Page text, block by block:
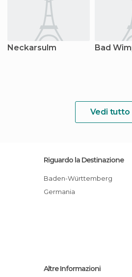
Neckarsulm Bad
Vedi tutto
Riguardo la Destinazione
Baden-Württemberg
Germania
Altre Informazioni